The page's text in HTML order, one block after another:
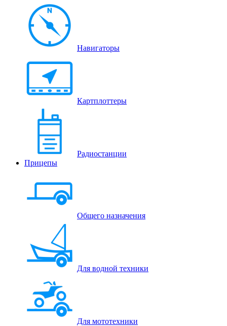
Навигаторы
Картплоттеры
Радиостанции
Прицепы
Общего назначения
Для водной техники
Для мототехники